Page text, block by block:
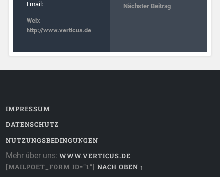
Email:
Web:
http://www.verticus.de
Nächster Beitrag
IMPRESSUM
DATENSCHUTZ
NUTZUNGSBEDINGUNGEN
Mehr über uns: WWW.VERTICUS.DE
[MAILPOET_FORM ID="1"] NACH OBEN ↑